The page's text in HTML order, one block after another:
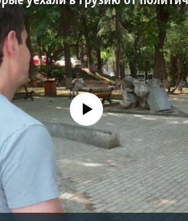
No media source currently available